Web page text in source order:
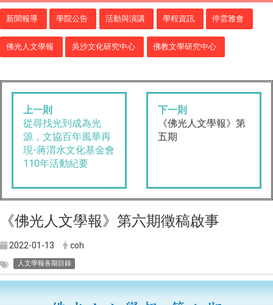
新聞報導 學院公告 活動與演講 學程資訊 停雲雅會
佛光人文學報 吳沙文化研究中心 佛教文學研究中心
上一則
從尋找光到成為光
源，文協百年風華再
現-蔣渭水文化基金會
110年活動紀要
下一則
《佛光人文學報》第
五期
《佛光人文學報》第六期徵稿啟事
2022-01-13 coh
人文學報各期目錄